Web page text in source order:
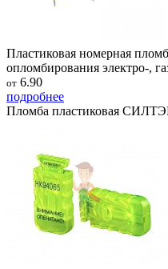
Пластиковая номерная
опломбирования электро-,
от 6.90
подробнее
Пломба пластиковая